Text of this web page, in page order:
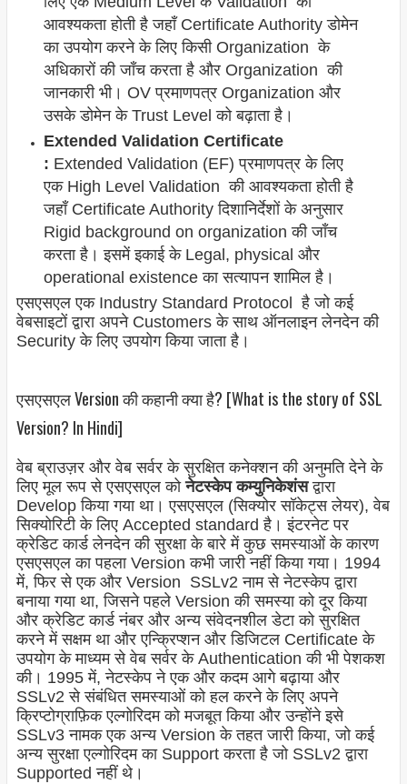
आवश्यकता होती है जहाँ Certificate Authority डोमेन
का उपयोग करने के लिए किसी Organization के
अधिकारों की जाँच करता है और Organization की
जानकारी भी। OV प्रमाणपत्र Organization और
उसके डोमेन के Trust Level को बढ़ाता है।
Extended Validation Certificate
: Extended Validation (EF) प्रमाणपत्र के लिए
एक High Level Validation की आवश्यकता होती है
जहाँ Certificate Authority दिशानिर्देशों के अनुसार
Rigid background on organization की जाँच
करता है। इसमें इकाई के Legal, physical और
operational existence का सत्यापन शामिल है।
एसएसएल एक Industry Standard Protocol है जो कई
वेबसाइटों द्वारा अपने Customers के साथ ऑनलाइन लेनदेन की
Security के लिए उपयोग किया जाता है।
एसएसएल Version की कहानी क्या है? [What is the story of SSL
Version? In Hindi]
वेब ब्राउज़र और वेब सर्वर के सुरक्षित कनेक्शन की अनुमति देने के
लिए मूल रूप से एसएसएल कोनेटस्केप कम्युनिकेशंसद्वारा
Develop किया गया था। एसएसएल (सिक्योर सॉकेट्स लेयर), वेब
सिक्योरिटी के लिए Accepted standard है। इंटरनेट पर
क्रेडिट कार्ड लेनदेन की सुरक्षा के बारे में कुछ समस्याओं के कारण
एसएसएल का पहला Version कभी जारी नहीं किया गया। 1994
में, फिर से एक और Version SSLv2 नाम से नेटस्केप द्वारा
बनाया गया था, जिसने पहले Version की समस्या को दूर किया
और क्रेडिट कार्ड नंबर और अन्य संवेदनशील डेटा को सुरक्षित
करने में सक्षम था और एन्क्रिप्शन और डिजिटल Certificate के
उपयोग के माध्यम से वेब सर्वर के Authentication की भी पेशकश
की। 1995 में, नेटस्केप ने एक और कदम आगे बढ़ाया और
SSLv2 से संबंधित समस्याओं को हल करने के लिए अपने
क्रिप्टोग्राफ़िक एल्गोरिदम को मजबूत किया और उन्होंने इसे
SSLv3 नामक एक अन्य Version के तहत जारी किया, जो कई
अन्य सुरक्षा एल्गोरिदम का Support करता है जो SSLv2 द्वारा
Supported नहीं थे।